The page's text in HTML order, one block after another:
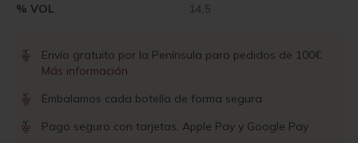
% VOL 14,5
Envío gratuito por la Península para pedidos de 100€
Más información
Embalamos cada botella de forma segura
Pago seguro con tarjetas, Apple Pay y Google Pay